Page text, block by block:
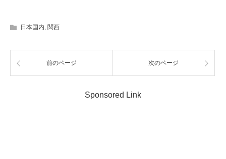
日本国内, 関西
前のページ 次のページ
Sponsored Link